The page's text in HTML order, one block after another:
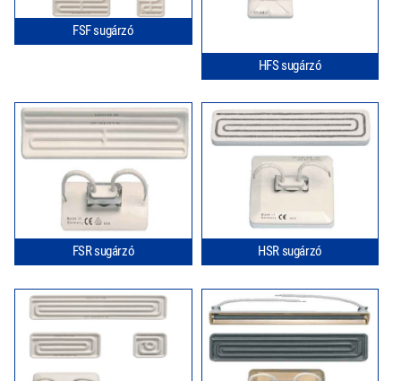
FSF sugárzó
HFS sugárzó
FSR sugárzó HSR sugárzó